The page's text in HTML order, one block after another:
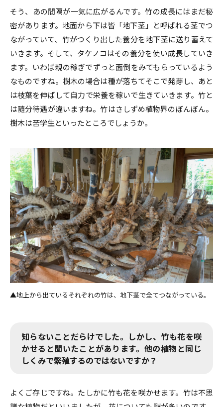
そう、あの間隔が一気に広がるんです。竹の成長にはまだ秘
密があります。地面から下は皆「地下茎」と呼ばれる茎でつ
ながっていて、竹がつくり出した養分を地下茎に送り蓄えて
いきます。そして、タケノコはその養分を使い成長していき
ます。いわば親の稼ぎでずっと面倒をみてもらっているよう
なものですね。樹木の場合は種が落ちてそこで発芽し、あと
は枝葉を伸ばして自力で栄養を稼いで生きていきます。竹と
は随分待遇が違いますね。竹はさしずめ植物界のぼんぼん。
樹木は苦学生といったところでしょうか。
地上から出ているそれぞれの竹は、地下茎で全てつながっている。
知らないことだらけでした。しかし、竹も花を咲
かせると聞いたことがあります。他の植物と同じ
しくみで繁殖するのではないですか？
よくご存じですね。たしかに竹も花を咲かせます。竹は不思